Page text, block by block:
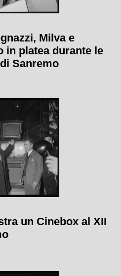
Milva e
in platea durante le
Sanremo
un Cinebox al XII